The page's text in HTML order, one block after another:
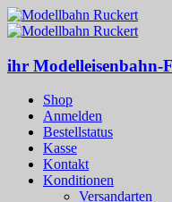
ihr Modelleisenbahn-
Shop
Anmelden
Bestellstatus
Kasse
Kontakt
Konditionen
Versandarten